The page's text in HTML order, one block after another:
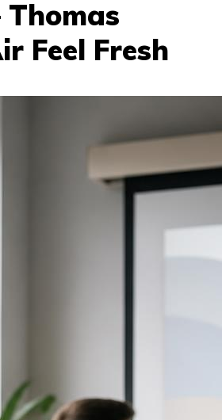
Thomas
Feel Fresh